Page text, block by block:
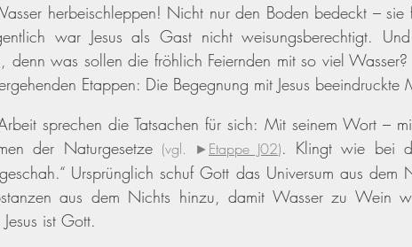
herbeischleppen! Nicht nur den Boden bedeckt – sie
war Jesus als Gast nicht weisungsberechtigt.
denn was sollen die fröhlich Feiernden mit so viel
Etappen: Die Begegnung mit Jesus beeindruckte
sprechen die Tatsachen für sich: Mit seinem Wort –
der Naturgesetze (vgl. ► Etappe J02). Klingt wie bei
Ursprünglich schuf Gott das Universum aus dem
aus dem Nichts hinzu, damit Wasser zu Wein
ist Gott.